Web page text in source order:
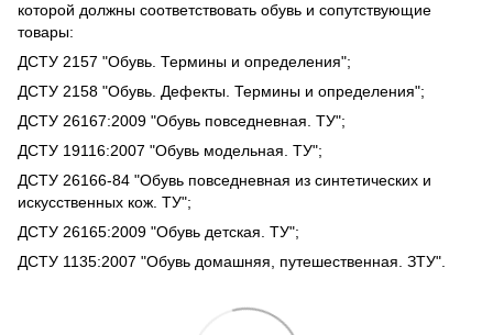
которой должны соответствовать обувь и сопутствующие
товары:
ДСТУ 2157 "Обувь. Термины и определения";
ДСТУ 2158 "Обувь. Дефекты. Термины и определения";
ДСТУ 26167:2009 "Обувь повседневная. ТУ";
ДСТУ 19116:2007 "Обувь модельная. ТУ";
ДСТУ 26166-84 "Обувь повседневная из синтетических и
искусственных кож. ТУ";
ДСТУ 26165:2009 "Обувь детская. ТУ";
ДСТУ 1135:2007 "Обувь домашняя, путешественная. ЗТУ".